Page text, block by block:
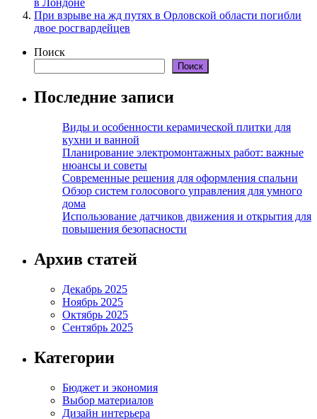
в Лондоне
При взрыве на жд путях в Орловской области погибли
двое росгвардейцев
Поиск
Поиск
Последние записи
Виды и особенности керамической плитки для
кухни и ванной
Планирование электромонтажных работ: важные
нюансы и советы
Современные решения для оформления спальни
Обзор систем голосового управления для умного
дома
Использование датчиков движения и открытия для
повышения безопасности
Архив статей
Декабрь 2025
Ноябрь 2025
Октябрь 2025
Сентябрь 2025
Категории
Бюджет и экономия
Выбор материалов
Дизайн интерьера